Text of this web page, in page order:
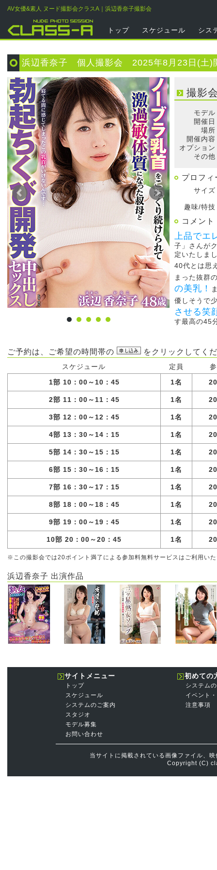
AV女優&素人 ヌード撮影会クラスA｜浜辺香奈子撮影会
トップ スケジュール シス
浜辺香奈子 個人撮影会 2025年8月23日(土)
撮影
モデル
開催
場所
開催内容
オプション
その他
プロフィ
サイズ
趣味/特技
コメント
上品でエ
子」さんが
定いたしま
40代とは思
まった抜群
の美乳！
優しそうで
させる笑
す最高の45
ご予約は、ご希望の時間帯の をクリックしてく
スケジュール 定員
1部 10：00～10：45
1名
2部 11：00～11：45 1名
3部 12：00～12：45 1名
4部 13：30～14：15 1名
5部 14：30～15：15 1名
6部 15：30～16：15 1名
7部 16：30～17：15 1名
8部 18：00～18：45 1名
9部 19：00～19：45 1名
10部 20：00～20：45 1名
※この撮影会では20ポイント満了による参加料無料サービスはご利用い
浜辺香奈子 出演作品
サイトメニュー
トップ
スケジュール
システムのご案内
スタジオ
モデル募集
お問い合わせ
初めての
システム
イベント
注意事項
当サイトに掲載されている画像ファイル、
Copyright (C)